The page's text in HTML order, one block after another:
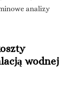
analizy
wodnej